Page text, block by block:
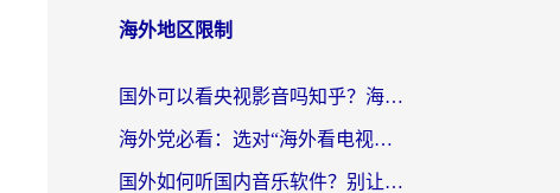
海外地区限制
国外可以看央视影音吗知乎？海外党亲测有效的回国加速方案
海外党必看：选对“海外看电视剧软件”，再也不用愁国内剧刷不了
国外如何听国内音乐软件？别让地域限制，断了你的中文歌单